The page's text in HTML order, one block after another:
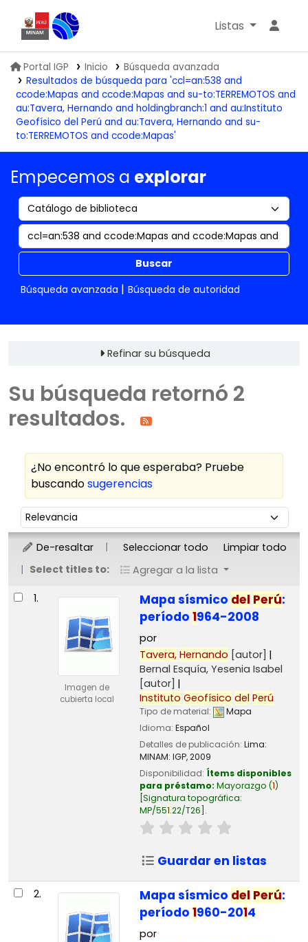
Biblioteca IGP
Listas
Portal IGP Inicio
Búsqueda avanzada
Resultados de búsqueda para 'ccl=an:538 and
ccode:Mapas and ccode:Mapas and su-to:TERREMOTOS and
au:Tavera, Hernando and holdingbranch:1 and au:Instituto
Geofísico del Perú and au:Tavera, Hernando and su-
to:TERREMOTOS and ccode:Mapas'
Empecemos a explorar
Buscar
Búsqueda avanzada
Búsqueda de autoridad
Refinar su búsqueda
Su búsqueda retornó 2
resultados.
¿No encontró lo que esperaba? Pruebe
buscandosugerencias
Ordenar
Ordenar por:
De-resaltar Seleccionar todo
Limpiar todo
Select titles to:
Agregar a la lista
Resultados
1.
Imagen de
cubierta local
Mapa sísmico del Perú:
período 1964-2008
por
Tavera, Hernando [autor]
Bernal Esquía, Yesenia Isabel
[autor]
Instituto Geofísico del Perú
Tipo de material:
Mapa
Idioma: Español
Detalles de publicación: Lima:
MINAM: IGP,2009
Disponibilidad: Ítems disponibles
para préstamo: Mayorazgo (1)
Signatura topográfica:
MP/551.22/T26 .
Guardar en listas
2. Mapa sísmico del Perú:
período 1960-2014
por